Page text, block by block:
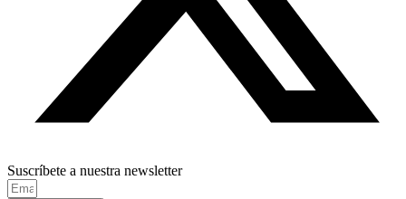
Suscríbete a nuestra newsletter